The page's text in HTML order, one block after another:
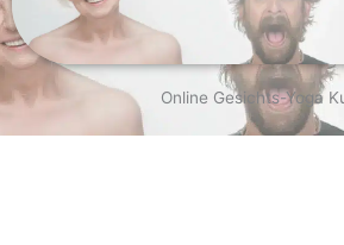
Online Gesichts-Yoga